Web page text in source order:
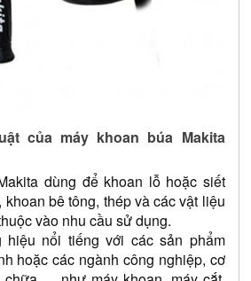
của máy khoan búa Makita
dùng để khoan lỗ hoặc siết
bê tông, thép và các vật liệu
vào nhu cầu sử dụng.
hiệu nổi tiếng với các sản phẩm
hoặc các ngành công nghiệp, cơ